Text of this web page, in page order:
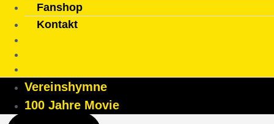
Fanshop
Kontakt
Vereinshymne
100 Jahre Movie